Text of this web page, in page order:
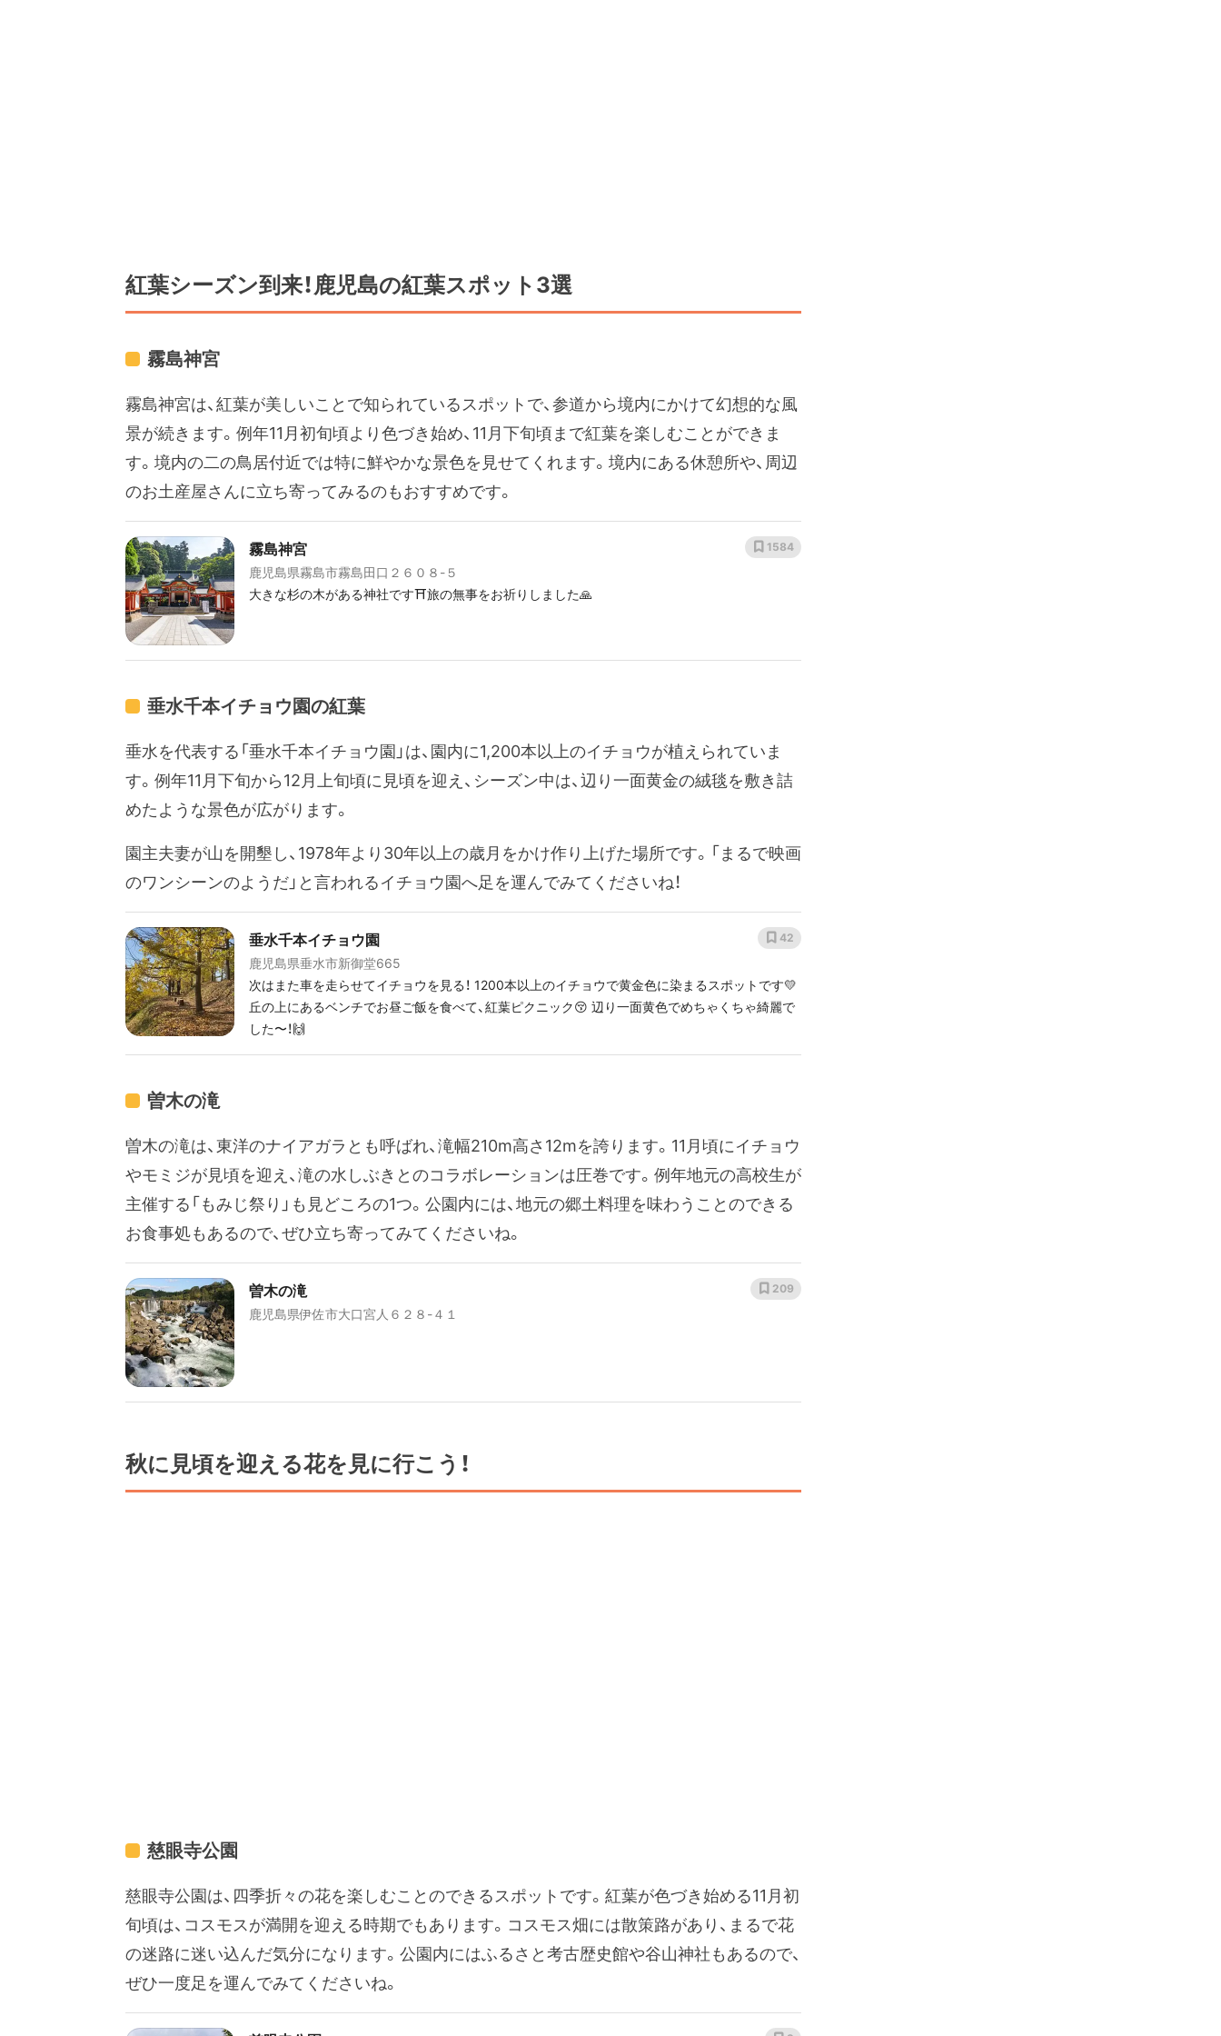
紅葉シーズン到来！鹿児島の紅葉スポット3選
霧島神宮
霧島神宮は、紅葉が美しいことで知られているスポットで、参道から境内にかけて幻想的な風
景が続きます。例年11月初旬頃より色づき始め、11月下旬頃まで紅葉を楽しむことができま
す。境内の二の鳥居付近では特に鮮やかな景色を見せてくれます。境内にある休憩所や、周辺
のお土産屋さんに立ち寄ってみるのもおすすめです。
霧島神宮
鹿児島県霧島市霧島田口２６０８-５
大きな杉の木がある神社です⛩️旅の無事をお祈りしました🙏
1584
垂水千本イチョウ園の紅葉
垂水を代表する「垂水千本イチョウ園」は、園内に1,200本以上のイチョウが植えられていま
す。例年11月下旬から12月上旬頃に見頃を迎え、シーズン中は、辺り一面黄金の絨毯を敷き詰
めたような景色が広がります。
園主夫妻が山を開墾し、1978年より30年以上の歳月をかけ作り上げた場所です。「まるで映画
のワンシーンのようだ」と言われるイチョウ園へ足を運んでみてくださいね！
垂水千本イチョウ園
鹿児島県垂水市新御堂665
次はまた車を走らせてイチョウを見る！ 1200本以上のイチョウで黄金色に染まるスポットです💛
丘の上にあるベンチでお昼ご飯を食べて、紅葉ピクニック😚 辺り一面黄色でめちゃくちゃ綺麗で
した〜！🙌
42
曽木の滝
曽木の滝は、東洋のナイアガラとも呼ばれ、滝幅210m高さ12mを誇ります。11月頃にイチョウ
やモミジが見頃を迎え、滝の水しぶきとのコラボレーションは圧巻です。例年地元の高校生が
主催する「もみじ祭り」も見どころの1つ。公園内には、地元の郷土料理を味わうことのできる
お食事処もあるので、ぜひ立ち寄ってみてくださいね。
曽木の滝
鹿児島県伊佐市大口宮人６２８-４１
209
秋に見頃を迎える花を見に行こう！
慈眼寺公園
慈眼寺公園は、四季折々の花を楽しむことのできるスポットです。紅葉が色づき始める11月初
旬頃は、コスモスが満開を迎える時期でもあります。コスモス畑には散策路があり、まるで花
の迷路に迷い込んだ気分になります。公園内にはふるさと考古歴史館や谷山神社もあるので、
ぜひ一度足を運んでみてくださいね。